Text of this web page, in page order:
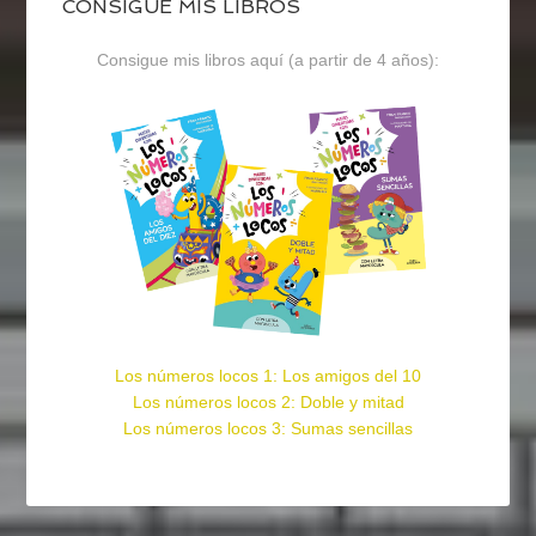
CONSIGUE MIS LIBROS
Consigue mis libros aquí (a partir de 4 años):
Los números locos 1: Los amigos del 10
Los números locos 2: Doble y mitad
Los números locos 3: Sumas sencillas